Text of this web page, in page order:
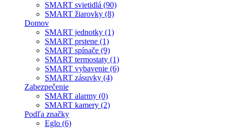
SMART svietidlá (90)
SMART žiarovky (8)
Domov
SMART jednotky (1)
SMART prstene (1)
SMART spínače (9)
SMART termostaty (1)
SMART vybavenie (6)
SMART zásuvky (4)
Zabezpečenie
SMART alarmy (0)
SMART kamery (2)
Podľa značky
Eglo (6)